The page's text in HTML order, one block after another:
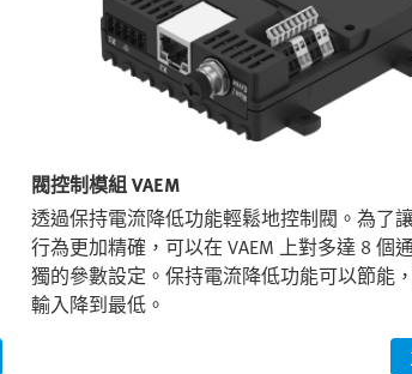
閥控制模組 VAEM
透過保持電流降低功能輕鬆地控制閥。為了
行為更加精確，可以在 VAEM 上對多達 8 個
獨的參數設定。保持電流降低功能可以節能
輸入降到最低。